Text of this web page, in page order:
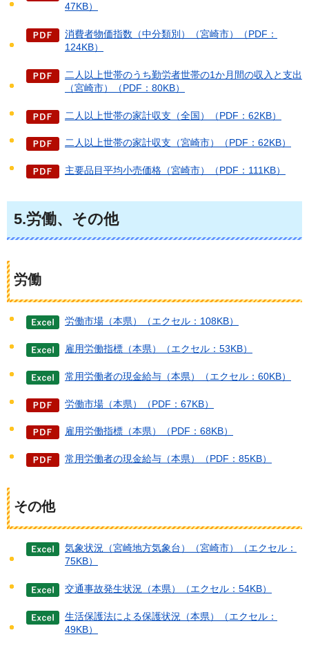
47KB）
消費者物価指数（中分類別）（宮崎市）（PDF：
124KB）
二人以上世帯のうち勤労者世帯の1か月間の収入と支出
（宮崎市）（PDF：80KB）
二人以上世帯の家計収支（全国）（PDF：62KB）
二人以上世帯の家計収支（宮崎市）（PDF：62KB）
主要品目平均小売価格（宮崎市）（PDF：111KB）
5.労働、その他
労働
労働市場（本県）（エクセル：108KB）
雇用労働指標（本県）（エクセル：53KB）
常用労働者の現金給与（本県）（エクセル：60KB）
労働市場（本県）（PDF：67KB）
雇用労働指標（本県）（PDF：68KB）
常用労働者の現金給与（本県）（PDF：85KB）
その他
気象状況（宮崎地方気象台）（宮崎市）（エクセル：
75KB）
交通事故発生状況（本県）（エクセル：54KB）
生活保護法による保護状況（本県）（エクセル：
49KB）